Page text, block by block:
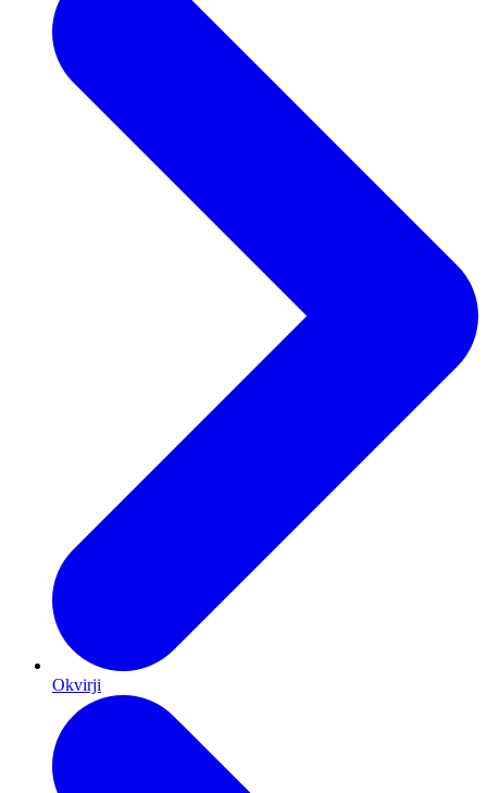
Okvirji